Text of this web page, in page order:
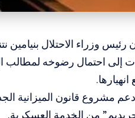
وزراء الاحتلال بنيامين
إلى احتمال رضوخه لمطالب
مشروع قانون الميزانية
من الخدمة العسكرية.